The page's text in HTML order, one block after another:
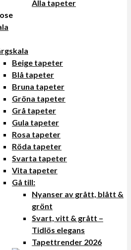
Alla tapeter
Beige tapeter
Blå tapeter
Bruna tapeter
Gröna tapeter
Grå tapeter
Gula tapeter
Rosa tapeter
Röda tapeter
Svarta tapeter
Vita tapeter
Gå till:
Nyanser av grått, blått &
grönt
Svart, vitt & grått –
Tidlös elegans
Tapettrender 2026